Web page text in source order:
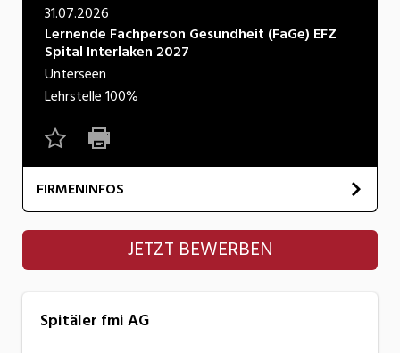
Natur
Verkehr/Logistik
Wirtschaft/Verwaltung
31.07.2026
Lernende Fachperson Gesundheit (FaGe) EFZ
Spital Interlaken 2027
Unterseen
Lehrstelle100%
FIRMENINFOS
Spitäler fmi AG
JETZT BEWERBEN
Spitäler fmi AG